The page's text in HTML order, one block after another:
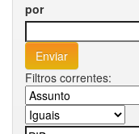
por
Filtros correntes: